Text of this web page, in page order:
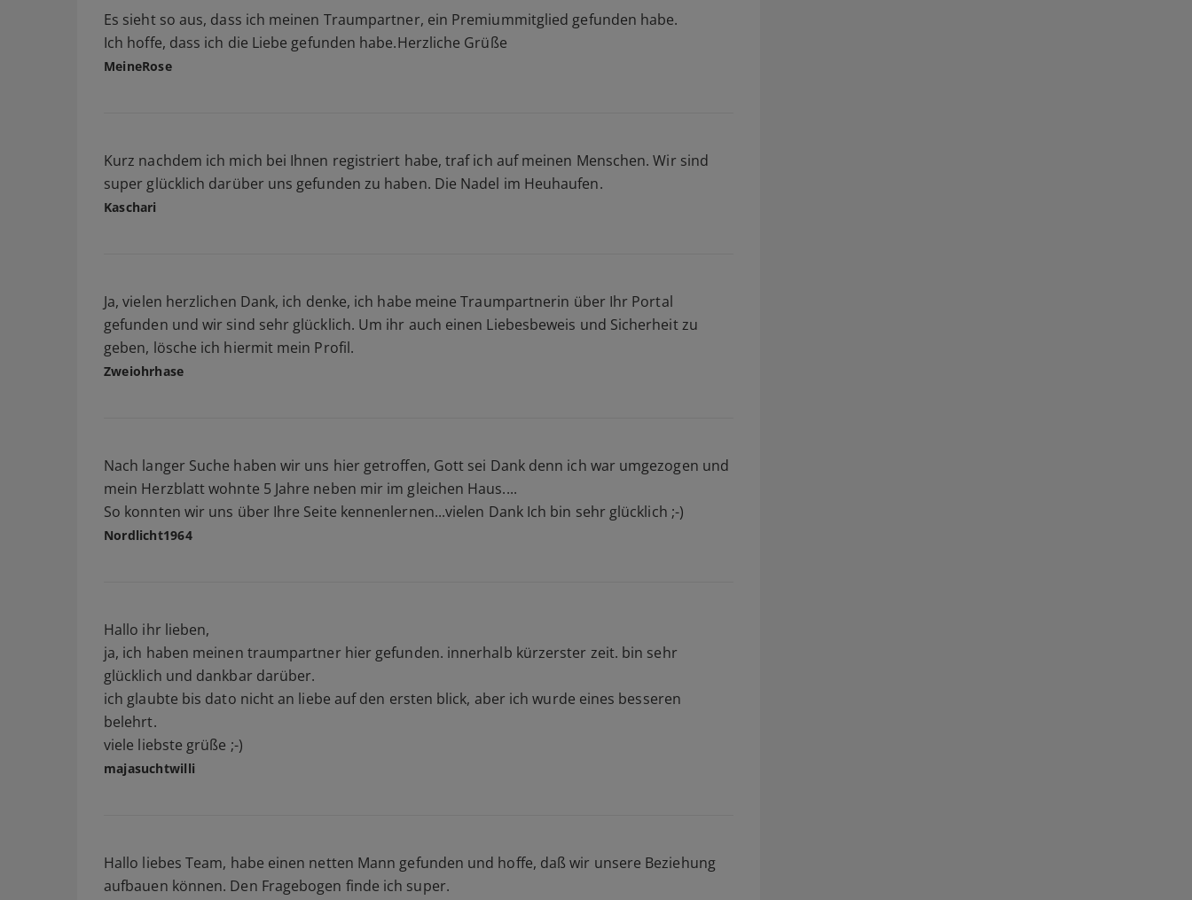
Es sieht so aus, dass ich meinen Traumpartner, ein Premiummitglied gefunden habe.
Ich hoffe, dass ich die Liebe gefunden habe.Herzliche Grüße
MeineRose
Kurz nachdem ich mich bei Ihnen registriert habe, traf ich auf meinen Menschen. Wir sind
super glücklich darüber uns gefunden zu haben. Die Nadel im Heuhaufen.
Kaschari
Ja, vielen herzlichen Dank, ich denke, ich habe meine Traumpartnerin über Ihr Portal
gefunden und wir sind sehr glücklich. Um ihr auch einen Liebesbeweis und Sicherheit zu
geben, lösche ich hiermit mein Profil.
Zweiohrhase
Nach langer Suche haben wir uns hier getroffen, Gott sei Dank denn ich war umgezogen und
mein Herzblatt wohnte 5 Jahre neben mir im gleichen Haus....
So konnten wir uns über Ihre Seite kennenlernen...vielen Dank Ich bin sehr glücklich ;-)
Nordlicht1964
Hallo ihr lieben,
ja, ich haben meinen traumpartner hier gefunden. innerhalb kürzerster zeit. bin sehr
glücklich und dankbar darüber.
ich glaubte bis dato nicht an liebe auf den ersten blick, aber ich wurde eines besseren
belehrt.
viele liebste grüße ;-)
majasuchtwilli
Hallo liebes Team, habe einen netten Mann gefunden und hoffe, daß wir unsere Beziehung
aufbauen können. Den Fragebogen finde ich super.